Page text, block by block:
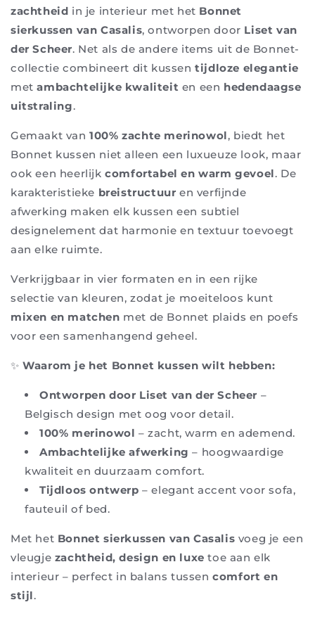
zachtheid in je interieur met het Bonnet
sierkussen van Casalis, ontworpen door Liset van
der Scheer. Net als de andere items uit de Bonnet-
collectie combineert dit kussentijdloze elegantie
metambachtelijke kwaliteit en een hedendaagse
uitstraling.
Gemaakt van100% zachte merinowol, biedt het
Bonnet kussen niet alleen een luxueuze look, maar
ook een heerlijkcomfortabel en warm gevoel. De
karakteristieke breistructuur en verfijnde
afwerking maken elk kussen een subtiel
designelement dat harmonie en textuur toevoegt
aan elke ruimte.
Verkrijgbaar in vier formaten en in een rijke
selectie van kleuren, zodat je moeiteloos kunt
mixen en matchen met de Bonnet plaids en poefs
voor een samenhangend geheel.
✨Waarom je het Bonnet kussen wilt hebben:
Ontworpen door Liset van der Scheer –
Belgisch design met oog voor detail.
100% merinowol – zacht, warm en ademend.
Ambachtelijke afwerking – hoogwaardige
kwaliteit en duurzaam comfort.
Tijdloos ontwerp – elegant accent voor sofa,
fauteuil of bed.
Met het Bonnet sierkussen van Casalis voeg je een
vleugje zachtheid, design en luxe toe aan elk
interieur – perfect in balans tussencomfort en
stijl.